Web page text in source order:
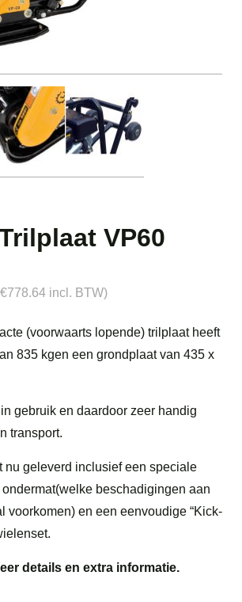
VP60
€778.64 incl. BTW)
(voorwaarts lopende) trilplaat heeft
835 kgen een grondplaat van 435 x
gebruik en daardoor zeer handig
transport.
nu geleverd inclusief een speciale
beschadigingen aan
voorkomen) en een eenvoudige “Kick-
details en extra informatie.